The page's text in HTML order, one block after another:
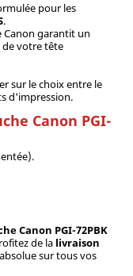
pour les
.
garantit un
de votre tête
sur le choix entre le
d'impression.
Canon PGI-
Canon PGI-72PBK
de la livraison
sur tous vos